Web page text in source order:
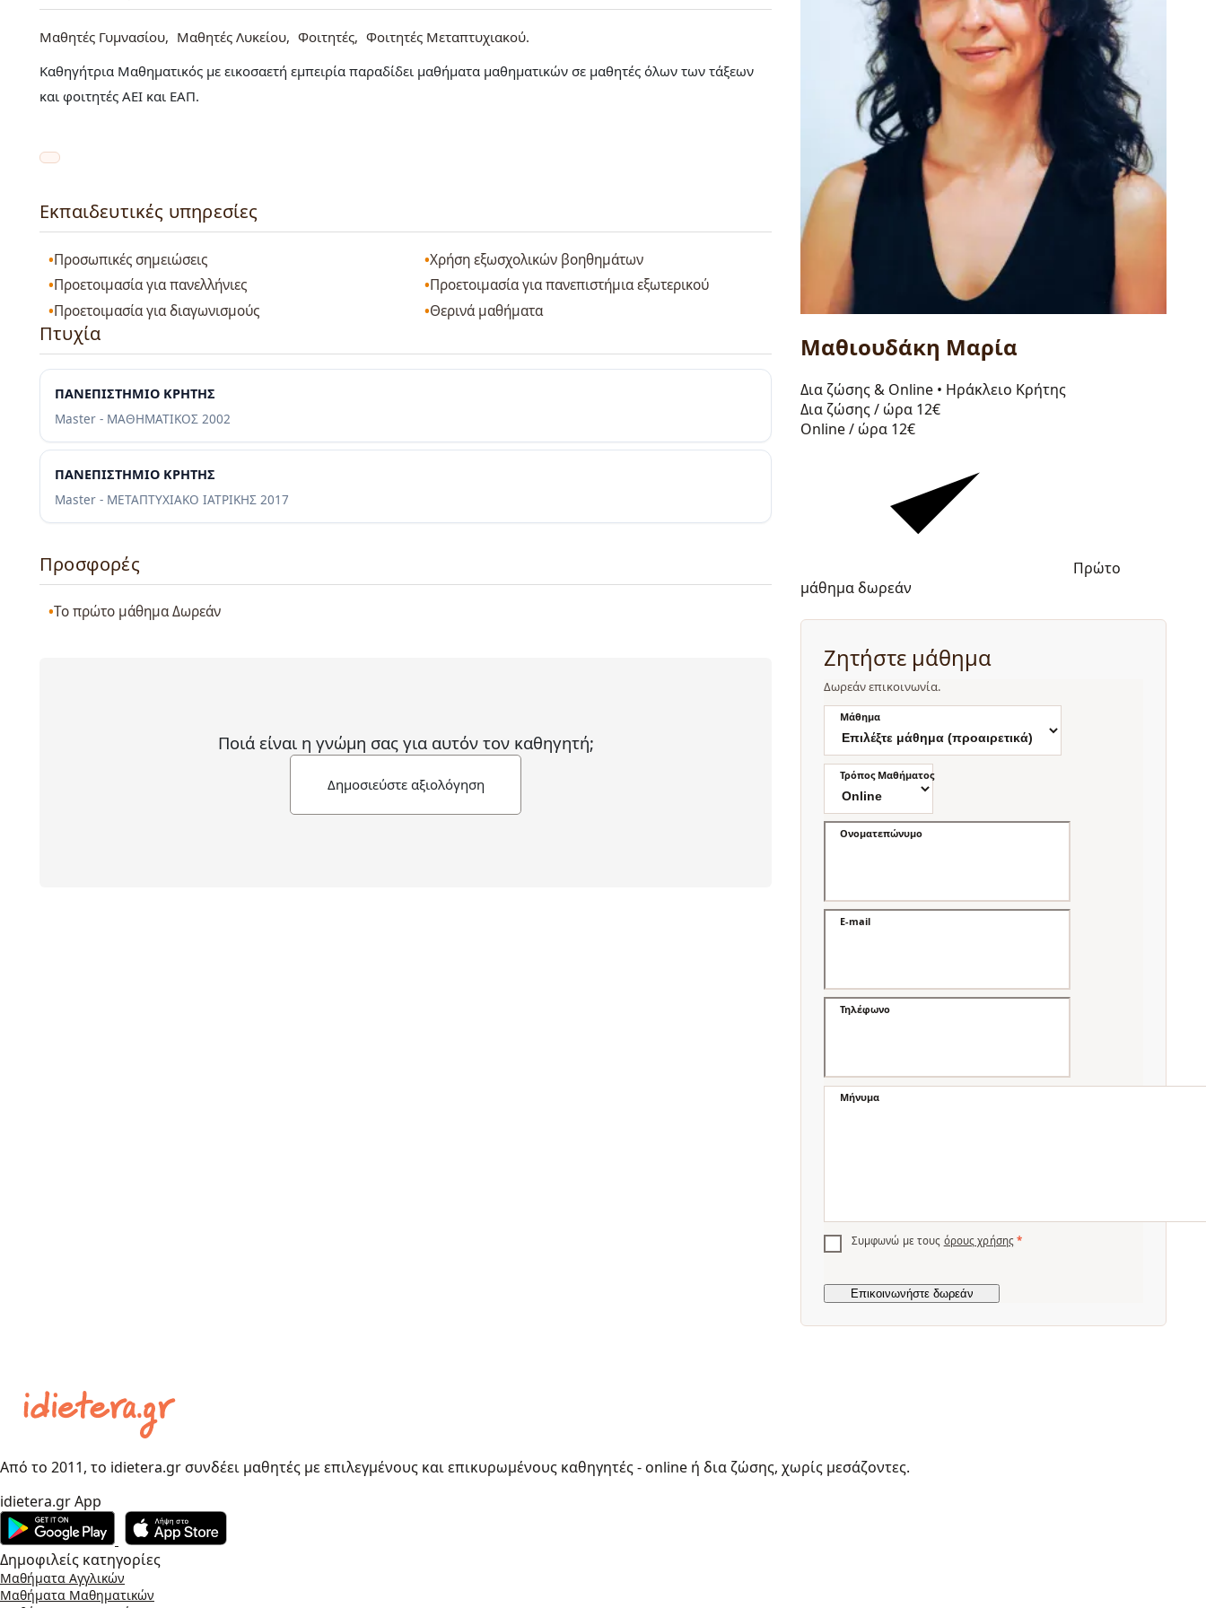
Μαθητές Γυμνασίου Μαθητές Λυκείου Φοιτητές
Φοιτητές Μεταπτυχιακού
Καθηγήτρια Μαθηματικός με εικοσαετή εμπειρία παραδίδει μαθήματα μαθηματικών σε μαθητές όλων των τάξεων
και φοιτητές ΑΕΙ και ΕΑΠ.
Εκπαιδευτικές υπηρεσίες
Προσωπικές σημειώσεις
Χρήση εξωσχολικών βοηθημάτων
Προετοιμασία για πανελλήνιες
Προετοιμασία για πανεπιστήμια εξωτερικού
Προετοιμασία για διαγωνισμούς
Θερινά μαθήματα
Πτυχία
ΠΑΝΕΠΙΣΤΗΜΙΟ ΚΡΗΤΗΣ
Master - ΜΑΘΗΜΑΤΙΚΟΣ 2002
ΠΑΝΕΠΙΣΤΗΜΙΟ ΚΡΗΤΗΣ
Master - ΜΕΤΑΠΤΥΧΙΑΚΟ ΙΑΤΡΙΚΗΣ 2017
Προσφορές
Το πρώτο μάθημα Δωρεάν
Ποιά είναι η γνώμη σας για αυτόν τον καθηγητή;
Δημοσιεύστε αξιολόγηση
Μαθιουδάκη Μαρία
Δια ζώσης & Online • Ηράκλειο Κρήτης
Δια ζώσης / ώρα 12€
Online / ώρα 12€
Πρώτο
μάθημα δωρεάν
Ζητήστε μάθημα
Δωρεάν επικοινωνία.
Μάθημα
Τρόπος Μαθήματος
Ονοματεπώνυμο
E-mail
Τηλέφωνο
Μήνυμα
Συμφωνώ με τους όρους χρήσης *
Από το 2011, το idietera.gr συνδέει μαθητές με επιλεγμένους και επικυρωμένους καθηγητές - online ή δια ζώσης, χωρίς μεσάζοντες.
idietera.gr App
Δημοφιλείς κατηγορίες
Μαθήματα Αγγλικών
Μαθήματα Μαθηματικών